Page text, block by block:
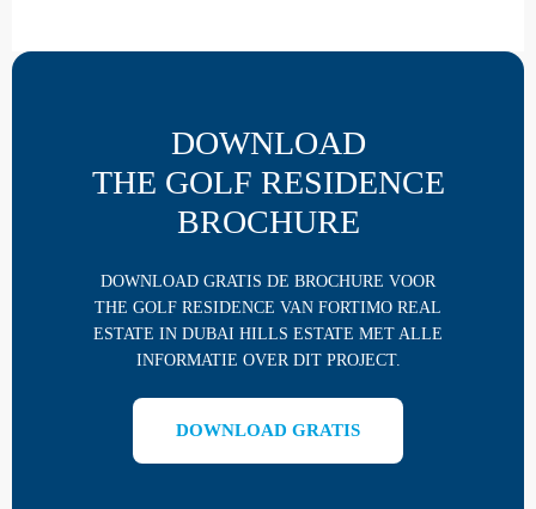
DOWNLOAD
THE GOLF RESIDENCE
BROCHURE
DOWNLOAD GRATIS DE BROCHURE VOOR
THE GOLF RESIDENCE VAN FORTIMO REAL
ESTATE IN DUBAI HILLS ESTATE MET ALLE
INFORMATIE OVER DIT PROJECT.
DOWNLOAD GRATIS